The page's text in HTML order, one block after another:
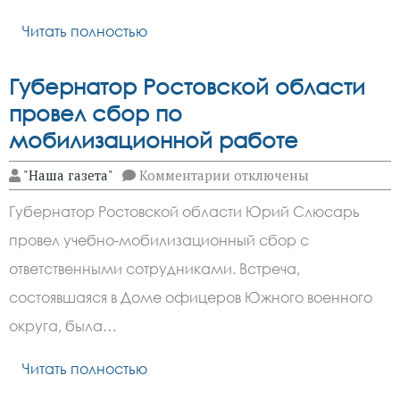
Читать полностью
Губернатор Ростовской области
провел сбор по
мобилизационной работе
"Наша газета" Комментарии к
записи
Губернатор
Ростовской
области
провел
сбор
по
мобилизационной
отключены
Губернатор Ростовской области Юрий Слюсарь
провел учебно-мобилизационный сбор с
ответственными сотрудниками. Встреча,
состоявшаяся в Доме офицеров Южного военного
округа, была…
Читать полностью